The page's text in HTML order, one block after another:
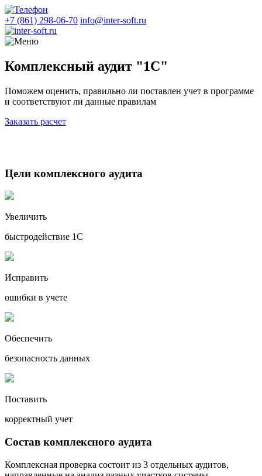
+7 (861) 298-06-70 info@inter-soft.ru
Комплексный аудит "1С"
Поможем оценить, правильно ли поставлен учет в программе
и соответствуют ли данные правилам
Заказать расчет
Цели комплексного аудита
Увеличить
быстродействие 1С
Исправить
ошибки в учете
Обеспечить
безопасность данных
Поставить
корректный учет
Состав комплексного аудита
Комплексная проверка состоит из 3 отдельных аудитов,